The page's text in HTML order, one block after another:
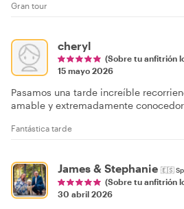
Gran tour
cheryl
(Sobre tu anfitrión
15 mayo 2026
Pasamos una tarde increíble
amable y extremadamente
Fantástica tarde
James & Stephanie 🇪🇸
(Sobre tu anfitrión
30 abril 2026